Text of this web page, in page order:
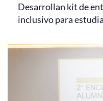
Desarrollan kit de
inclusivo para